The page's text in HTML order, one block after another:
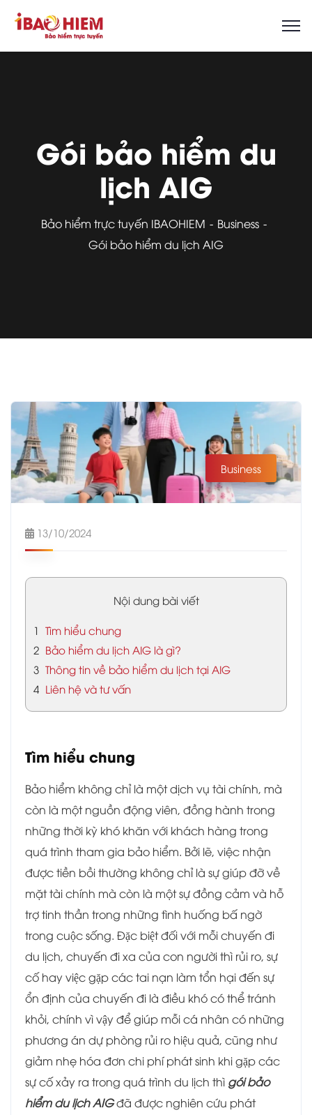
Gói bảo hiểm du
lịch AIG
Bảo hiểm trực tuyến IBAOHIEM
Business
Gói bảo hiểm du lịch AIG
Business
13/10/2024
Nội dung bài viết
1 Tìm hiểu chung
2 Bảo hiểm du lịch AIG là gì?
3 Thông tin về bảo hiểm du lịch tại AIG
4 Liên hệ và tư vấn
Tìm hiểu chung
Bảo hiểm không chỉ là một dịch vụ tài chính, mà
còn là một nguồn động viên, đồng hành trong
những thời kỳ khó khăn với khách hàng trong
quá trình tham gia bảo hiểm. Bởi lẽ, việc nhận
được tiền bồi thường không chỉ là sự giúp đỡ về
mặt tài chính mà còn là một sự đồng cảm và hỗ
trợ tinh thần trong những tình huống bấ ngờ
trong cuộc sống. Đặc biệt đối với mỗi chuyến đi
du lịch, chuyến đi xa của con người thì rủi ro, sự
cố hay việc gặp các tai nạn làm tổn hại đến sự
ổn định của chuyến đi là điều khó có thể tránh
khỏi, chính vì vậy để giúp mỗi cá nhân có những
phương án dự phòng rủi ro hiệu quả, cũng như
giảm nhẹ hóa đơn chi phí phát sinh khi gặp các
sự cố xảy ra trong quá trình du lịch thì gói bảo
hiểm du lịch AIGđã được nghiên cứu phát